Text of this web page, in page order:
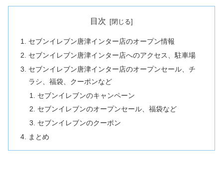
目次
セブンイレブン唐津インター店のオープン情報
セブンイレブン唐津インター店へのアクセス、駐車場
セブンイレブン唐津インター店のオープンセール、チ
ラシ、福袋、クーポンなど
セブンイレブンのキャンペーン
セブンイレブンのオープンセール、福袋など
セブンイレブンのクーポン
まとめ